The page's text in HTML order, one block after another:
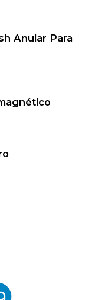
Anular Para